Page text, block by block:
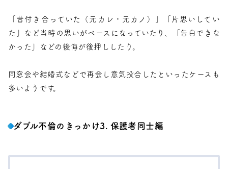
「昔付き合っていた（元カレ・元カノ）」「片思いしてい
た」など当時の思いがベースになっていたり、「告白できな
かった」などの後悔が後押ししたり。
同窓会や結婚式などで再会し意気投合したといったケースも
多いようです。
ダブル不倫のきっかけ3. 保護者同士編